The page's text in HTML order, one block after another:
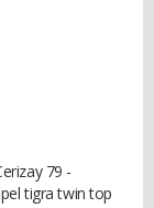
79 -
tigra twin top